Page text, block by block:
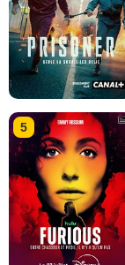
5